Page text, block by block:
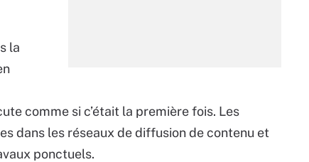
la
comme si c’était la première fois. Les
dans les réseaux de diffusion de contenu et
ponctuels.